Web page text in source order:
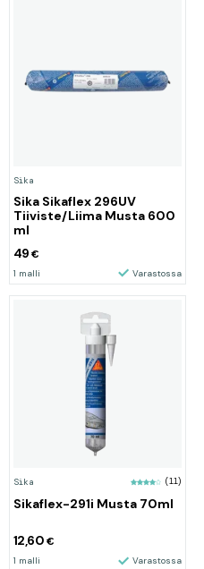
Sika
Sika Sikaflex 296UV
Tiiviste/Liima Musta 600
ml
49€
1 malli Varastossa
Sika (11)
Sikaflex-291i Musta 70ml
12,60 €
1 malli Varastossa